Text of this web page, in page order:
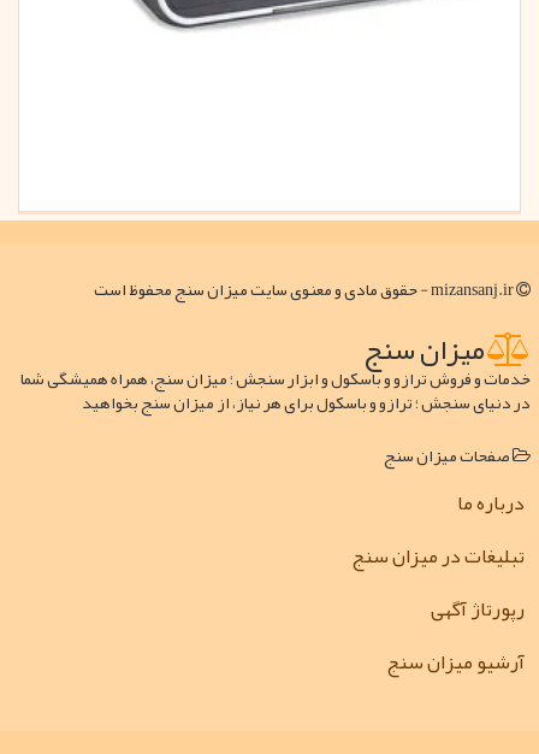
میزان سنج
خدمات و فروش ترازو و باسکول و ابزار سنجش ؛ میزان سنج، همراه همیشگی شما
در دنیای سنجش ؛ ترازو و باسکول برای هر نیاز، از میزان سنج بخواهید
صفحات میزان سنج
درباره ما
تبلیغات در میزان سنج
رپورتاژ آگهی
آرشیو میزان سنج